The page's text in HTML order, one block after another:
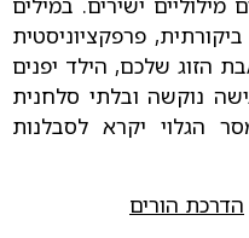
פרפקציוניסטית
הזוג שלכם, הילד יפנים
נוקשה ובלתי סלחנית
הגלוי יקרא לסבלנות
הדרכת הורים